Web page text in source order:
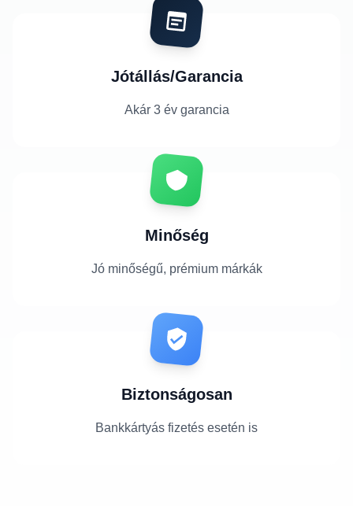
Jótállás/Garancia
Akár 3 év garancia
Minőség
Jó minőségű, prémium márkák
Biztonságosan
Bankkártyás fizetés esetén is